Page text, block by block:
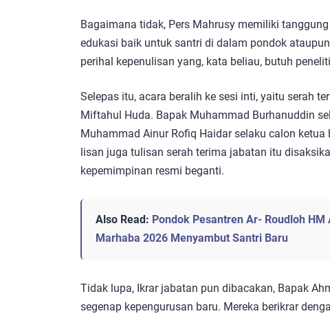
Bagaimana tidak, Pers Mahrusy memiliki
edukasi baik untuk santri di dalam pondok
perihal kepenulisan yang, kata beliau, butuh
Selepas itu, acara beralih ke sesi inti, yaitu serah
Miftahul Huda. Bapak Muhammad Burhanuddin
Muhammad Ainur Rofiq Haidar selaku calon
lisan juga tulisan serah terima jabatan itu
kepemimpinan resmi beganti.
Also Read: Pondok Pesantren Ar- Roudloh
Marhaba 2026 Menyambut Santri Baru
Tidak lupa, Ikrar jabatan pun dibacakan, Bapak
segenap kepengurusan baru. Mereka berikrar